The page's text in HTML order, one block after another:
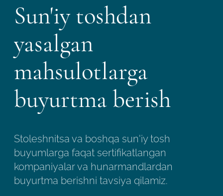
Sun'iy toshdan
yasalgan
mahsulotlarga
buyurtma berish
Stoleshnitsa va boshqa sun'iy tosh
buyumlarga faqat sertifikatlangan
kompaniyalar va hunarmandlardan
buyurtma berishni tavsiya qilamiz.